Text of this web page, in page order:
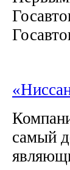
самый